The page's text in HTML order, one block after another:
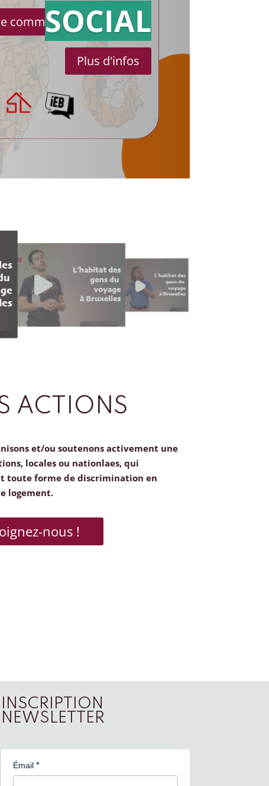
communiqué de presse
SOCIAL
Plus d'infos
ACTIONS
et/ou soutenons activement une
locales ou nationlaes, qui
toute forme de discrimination en
logement.
nous !
INSCRIPTION
NEWSLETTER
Émail